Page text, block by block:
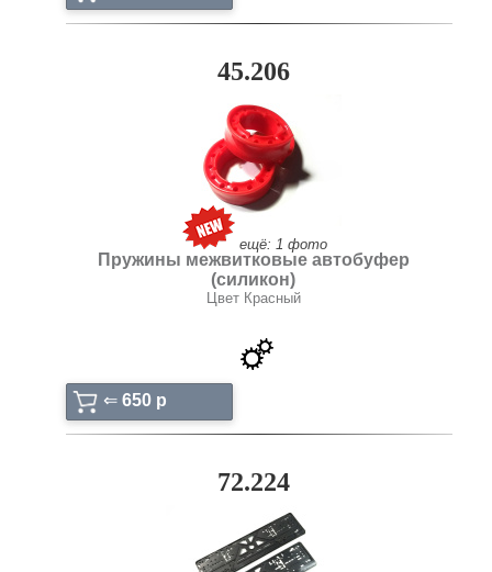
45.206
ещё: 1 фото
Пружины межвитковые автобуфер
(силикон)
Цвет Красный
⇐ 650 p
72.224